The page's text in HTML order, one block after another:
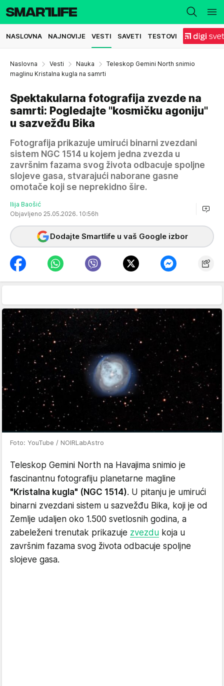
NASLOVNA NAJNOVIJE VESTI SAVETI TESTOVI
Naslovna Vesti Nauka
Teleskop Gemini North snimio
maglinu Kristalna kugla na samrti
Spektakularna fotografija zvezde na
samrti: Pogledajte "kosmičku agoniju"
u sazvežđu Bika
Fotografija prikazuje umirući binarni zvezdani
sistem NGC 1514 u kojem jedna zvezda u
završnim fazama svog života odbacuje spoljne
slojeve gasa, stvarajući naborane gasne
omotače koji se neprekidno šire.
Ilija Baošić
Objavljeno 25.05.2026. 10:56h
Dodajte Smartlife u vaš Google izbor
Foto: YouTube / NOIRLabAstro
Teleskop Gemini North na Havajima snimio je
fascinantnu fotografiju planetarne magline
"Kristalna kugla" (NGC 1514). U pitanju je umirući
binarni zvezdani sistem u sazvežđu Bika, koji je od
Zemlje udaljen oko 1.500 svetlosnih godina, a
zabeleženi trenutak prikazuje zvezdu koja u
završnim fazama svog života odbacuje spoljne
slojeve gasa.